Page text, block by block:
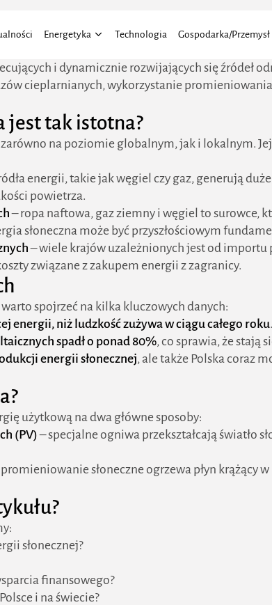
Energetyka
Energia Wiatru
Technologia Gospodarka/Przemysł
i dynamicznie rozwijających się źródeł
cieplarnianych, wykorzystanie
jest tak istotna?
na poziomie globalnym, jak i lokalnym.
energii, takie jak węgiel czy gaz, generują
powietrza.
– ropa naftowa, gaz ziemny i węgiel to surowce,
słoneczna może być przyszłościowym
– wiele krajów uzależnionych jest od importu
związane z zakupem energii z zagranicy.
spojrzeć na kilka kluczowych danych:
energii, niż ludzkość zużywa w ciągu całego roku.
spadł o ponad 80%, co sprawia, że stają
energii słonecznej, ale także Polska coraz
użytkową na dwa główne sposoby:
(PV)– specjalne ogniwa przekształcają światło
słoneczne ogrzewa płyn krążący
słonecznej?
finansowego?
i na świecie?